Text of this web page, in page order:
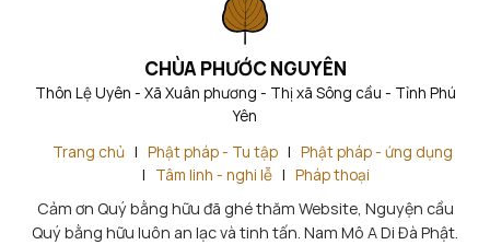
CHÙA PHƯỚC NGUYÊN
Thôn Lệ Uyên - Xã Xuân phương - Thị xã Sông cầu - Tỉnh Phú
Yên
Trang chủ |Phật pháp - Tu tập |Phật pháp - ứng dụng
| Tâm linh - nghi lễ |Pháp thoại
Cảm ơn Quý bằng hữu đã ghé thăm Website, Nguyện cầu
Quý bằng hữu luôn an lạc và tinh tấn. Nam Mô A Di Đà Phật.